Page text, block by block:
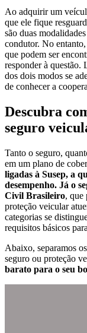
Ao adquirir um
que ele fique
são duas
condutor. No
que podem ser
responder à questão.
dos dois modos se
de conhecer a
Descubra
seguro
Tanto o seguro,
em um plano de
ligadas à Susep, a
desempenho. Já o
Civil Brasileiro, que
proteção veicular
categorias se
requisitos básicos
Abaixo, separamos
seguro ou proteção
barato para o seu